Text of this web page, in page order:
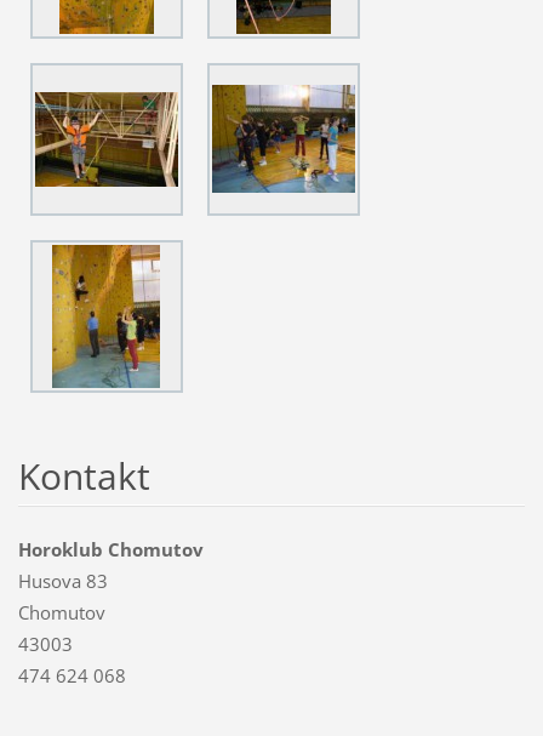
Kontakt
Horoklub Chomutov
Husova 83
Chomutov
43003
474 624 068